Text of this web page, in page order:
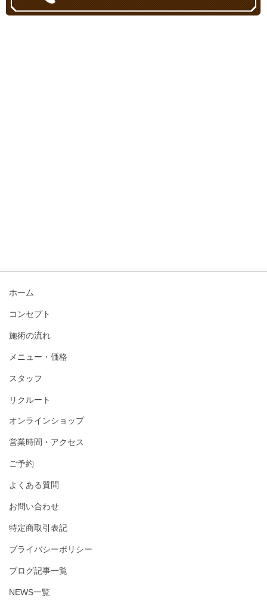
ホーム
コンセプト
施術の流れ
メニュー・価格
スタッフ
リクルート
オンラインショップ
営業時間・アクセス
ご予約
よくある質問
お問い合わせ
特定商取引表記
プライバシーポリシー
ブログ記事一覧
NEWS一覧